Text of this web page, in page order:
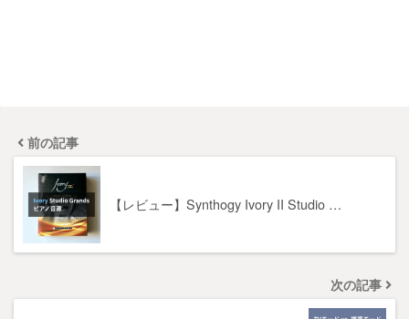
前の記事
【レビュー】Synthogy Ivory II Studio …
次の記事